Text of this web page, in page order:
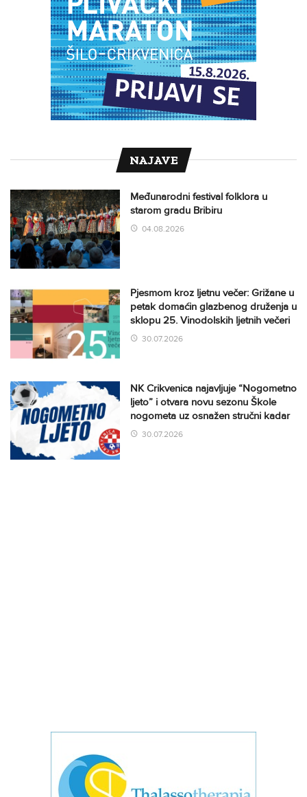
NAJAVE
Međunarodni festival folklora u
starom gradu Bribiru
04.08.2026
Pjesmom kroz ljetnu večer: Grižane u
petak domaćin glazbenog druženja u
sklopu 25. Vinodolskih ljetnih večeri
30.07.2026
NK Crikvenica najavljuje “Nogometno
ljeto” i otvara novu sezonu Škole
nogometa uz osnažen stručni kadar
30.07.2026